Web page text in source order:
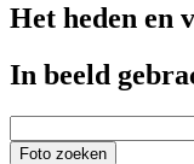
Het heden en
In beeld